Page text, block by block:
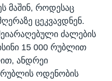
მაშინ, როდესაც
ცეკვავდნენ.
ძალების
15 000 რუბლით
ანდრეი
ოდენობის